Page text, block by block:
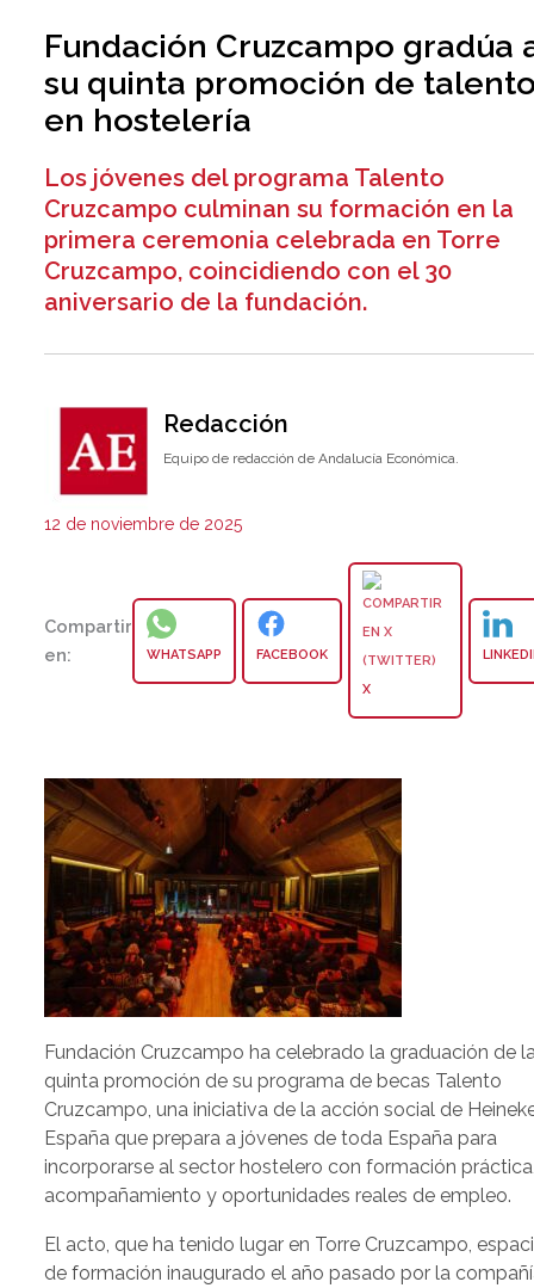
Fundación Cruzcampo gradúa
su quinta promoción de
en hostelería
Los jóvenes del programa Talento
Cruzcampo culminan su formación en la
primera ceremonia celebrada en Torre
Cruzcampo, coincidiendo con el 30
aniversario de la fundación.
Redacción
Equipo de redacción de Andalucía Económica.
12 de noviembre de 2025
Compartir
en:
WHATSAPP FACEBOOK
X
Fundación Cruzcampo ha celebrado la graduación de
quinta promoción de su programa de becas Talento
Cruzcampo, una iniciativa de la acción social de
España que prepara a jóvenes de toda España para
incorporarse al sector hostelero con formación
acompañamiento y oportunidades reales de empleo.
El acto, que ha tenido lugar en Torre Cruzcampo,
de formación inaugurado el año pasado por la